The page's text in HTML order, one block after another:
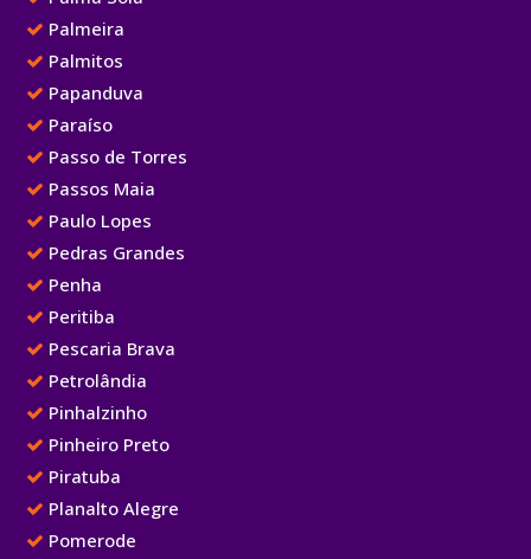
Palmeira
Palmitos
Papanduva
Paraíso
Passo de Torres
Passos Maia
Paulo Lopes
Pedras Grandes
Penha
Peritiba
Pescaria Brava
Petrolândia
Pinhalzinho
Pinheiro Preto
Piratuba
Planalto Alegre
Pomerode